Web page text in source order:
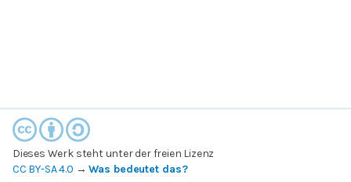
Dieses Werk steht unter der freien Lizenz
CC BY-SA 4.0 →Was bedeutet das?